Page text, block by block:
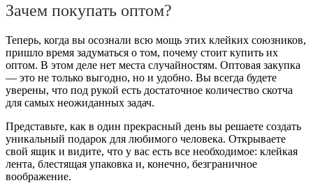
Зачем покупать оптом?
Теперь, когда вы осознали всю мощь этих клейких союзников,
пришло время задуматься о том, почему стоит купить их
оптом. В этом деле нет места случайностям. Оптовая закупка
— это не только выгодно, но и удобно. Вы всегда будете
уверены, что под рукой есть достаточное количество скотча
для самых неожиданных задач.
Представьте, как в один прекрасный день вы решаете создать
уникальный подарок для любимого человека. Открываете
свой ящик и видите, что у вас есть все необходимое: клейкая
лента, блестящая упаковка и, конечно, безграничное
воображение.